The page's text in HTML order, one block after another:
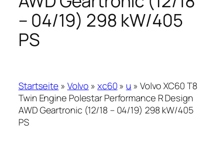
– 04/19) 298 kW/405
PS
Startseite » Volvo » xc60» u » Volvo XC60 T8
Twin Engine Polestar Performance R Design
AWD Geartronic (12/18 – 04/19) 298 kW/405
PS